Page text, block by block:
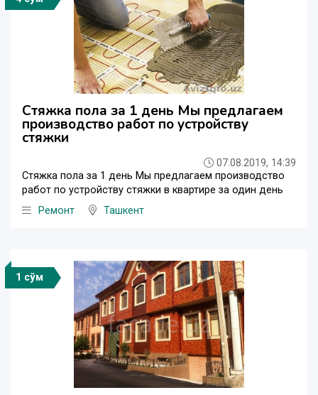
Стяжка пола за 1 день Мы предлагаем
производство работ по устройству
стяжки
07.08.2019, 14:39
Стяжка пола за 1 день Мы предлагаем производство
работ по устройству стяжки в квартире за один день
Ремонт
Ташкент
1 сўм